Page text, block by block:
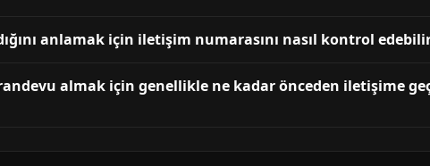
anlamak için iletişim numarasını nasıl kontrol
almak için genellikle ne kadar önceden iletişime